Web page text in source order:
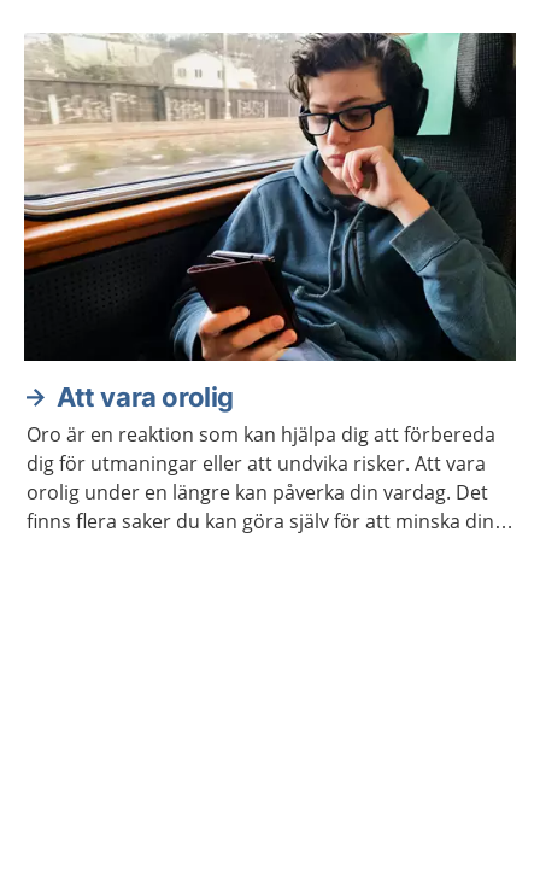
Att vara orolig
Oro är en reaktion som kan hjälpa dig att förbereda
dig för utmaningar eller att undvika risker. Att vara
orolig under en längre kan påverka din vardag. Det
finns flera saker du kan göra själv för att minska din